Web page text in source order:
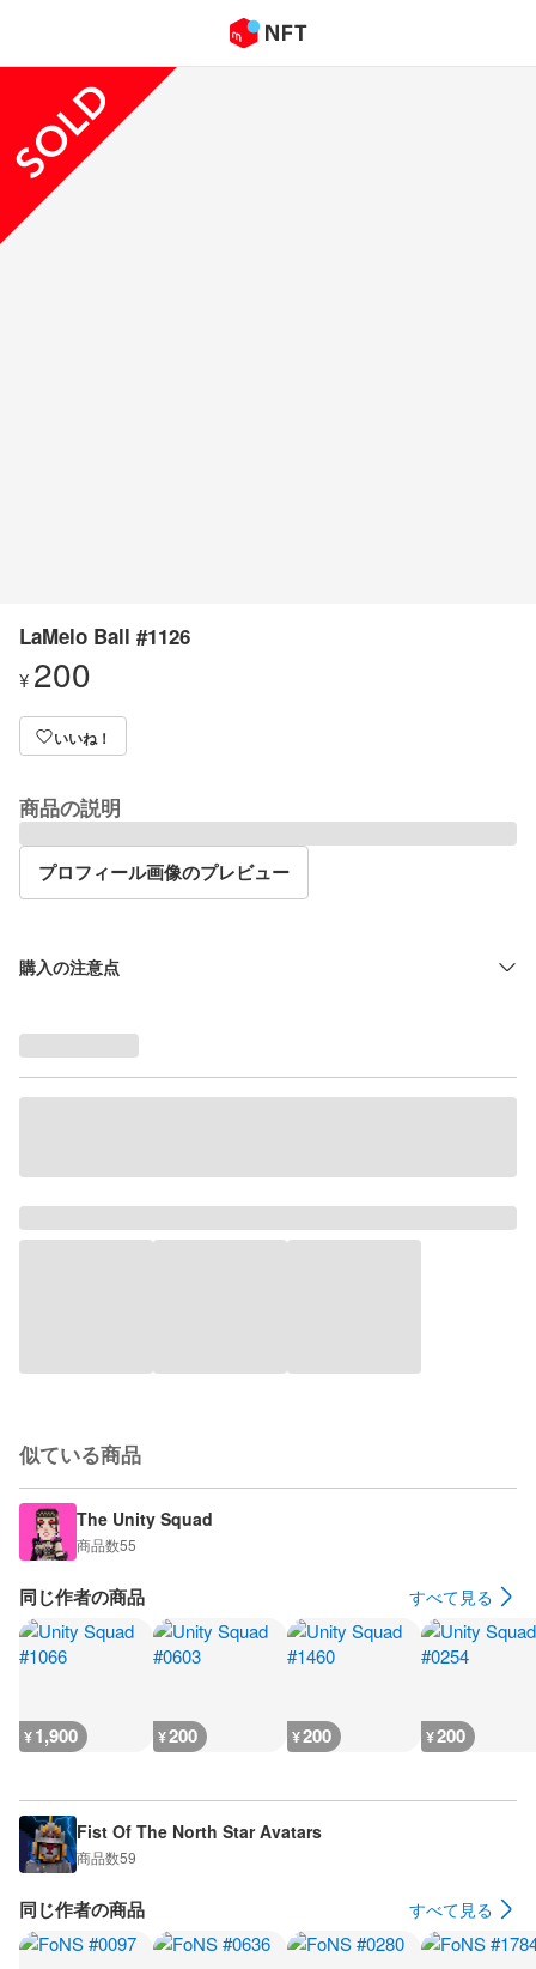
LaMelo Ball #1126
¥ 200
いいね！
商品の説明
プロフィール画像のプレビュー
購入の注意点
似ている商品
The Unity Squad
商品数55
同じ作者の商品 すべて見る
¥1,900 ¥200 ¥200 ¥200
Fist Of The North Star Avatars
商品数59
同じ作者の商品 すべて見る